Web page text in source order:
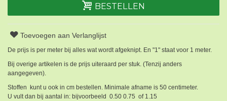
BESTELLEN
Toevoegen aan Verlanglijst
De prijs is per meter bij alles wat wordt afgeknipt. En "1" staat voor 1 meter.
Bij overige artikelen is de prijs uiteraard per stuk. (Tenzij anders
aangegeven).
Stoffen kunt u ook in cm bestellen. Minimale afname is 50 centimeter.
U vult dan bij aantal in: bijvoorbeeld 0.50 0.75 of 1.15